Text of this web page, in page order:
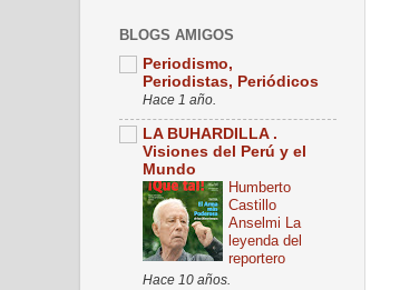
BLOGS AMIGOS
Periodismo,
Periodistas, Periódicos
Hace 1 año.
LA BUHARDILLA .
Visiones del Perú y el
Mundo
Humberto
Castillo
Anselmi La
leyenda del
reportero
Hace 10 años.